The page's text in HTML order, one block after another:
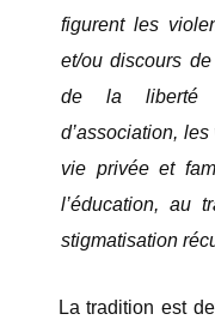
figurent les
et/ou discours
de la liberté
d’association,
vie privée et
l’éducation, au
stigmatisation
La tradition est